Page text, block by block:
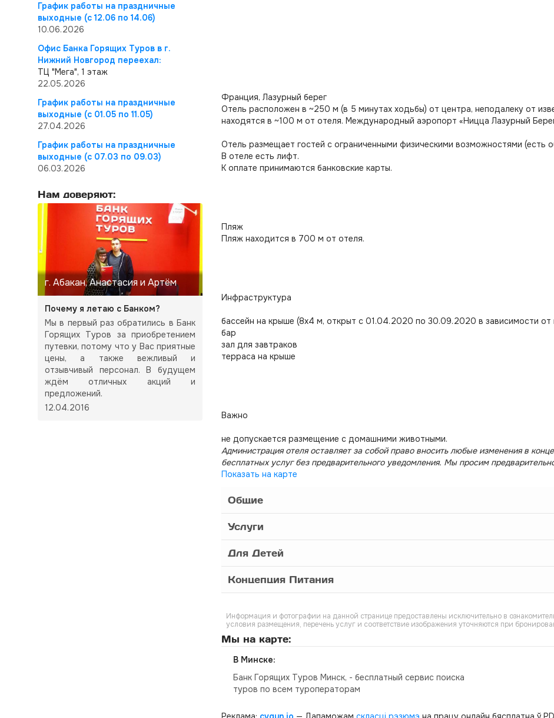
График работы на праздничные
выходные (с 12.06 по 14.06)
10.06.2026
Офис Банка Горящих Туров в г.
Нижний Новгород переехал:
ТЦ "Мега", 1 этаж
22.05.2026
График работы на праздничные
выходные (с 01.05 по 11.05)
27.04.2026
График работы на праздничные
выходные (с 07.03 по 09.03)
06.03.2026
Нам доверяют:
г. Абакан, Анастасия и Артём
Почему я летаю с Банком?
Мы в первый раз обратились в Банк
Горящих Туров за приобретением
путевки, потому что у Вас приятные
цены, а также вежливый и
отзывчивый персонал. В будущем
ждём отличных акций и
предложений.
12.04.2016
Франция, Лазурный берег
Отель расположен в ~250 м (в 5 минутах ходьбы) от центра, неподалеку от
находятся в ~100 м от отеля. Международный аэропорт «Ницца Лазурный
Отель размещает гостей с ограниченными физическими возможностями (есть
В отеле есть лифт.
К оплате принимаются банковские карты.
Пляж
Пляж находится в 700 м от отеля.
Инфраструктура
бассейн на крыше (8х4 м, открыт с 01.04.2020 по 30.09.2020 в зависимости от
бар
зал для завтраков
терраса на крыше
Важно
не допускается размещение с домашними животными.
Администрация отеля оставляет за собой право вносить любые изменения в
бесплатных услуг без предварительного уведомления. Мы просим
Показать на карте
Общие
Услуги
Для Детей
Концепция Питания
Информация и фотографии на данной странице предоставлены исключительно в
условия размещения, перечень услуг и соответствие изображения уточняются при
Мы на карте:
В Минске:
Банк Горящих Туров Минск, - бесплатный сервис поиска
туров по всем туроператорам